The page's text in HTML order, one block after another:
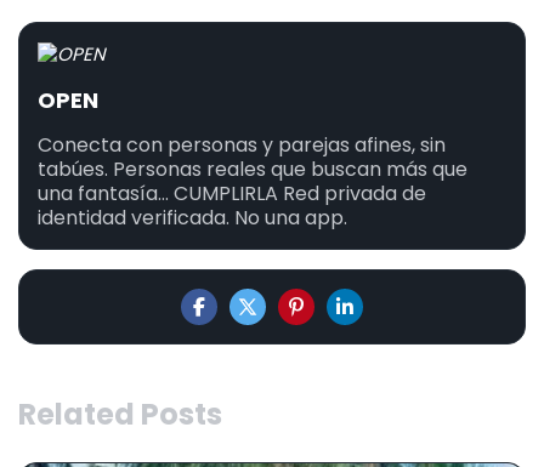
OPEN
Conecta con personas y parejas afines, sin
tabúes. Personas reales que buscan más que
una fantasía... CUMPLIRLA Red privada de
identidad verificada. No una app.
Related Posts